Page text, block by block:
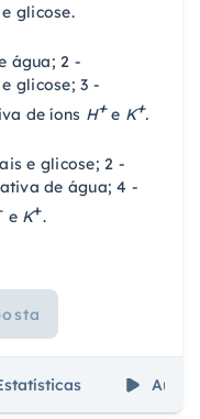
glicose.
água; 2 -
glicose; 3 -
de íons H+ e K+.
e glicose; 2 -
de água; 4 -
e K+.
Aulas